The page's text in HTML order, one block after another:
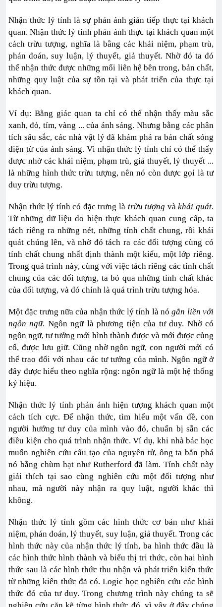
Nhận thức lý tính là sự phản ánh gián tiếp thực tại khách
quan. Nhận thức lý tính phản ánh thực tại khách quan một
cách trừu tượng, nghĩa là bằng các khái niệm, phạm trù,
phán đoán, suy luận, lý thuyết, giả thuyết. Nhờ đó ta đó
thể nhận thức được những mối liên hệ bên trong, bản chất,
những quy luật của sự tồn tại và phát triển của thực tại
khách quan.
Ví dụ: Bằng giác quan ta chỉ có thể nhận thấy màu sắc
xanh, đỏ, tím, vàng ... của ánh sáng. Nhưng bằng các phân
tích sâu sắc, các nhà vật lý đã khám phá ra bản chất sóng
điện từ của ánh sáng. Vì nhận thức lý tính chỉ có thể thấy
được nhờ các khái niệm, phạm trù, giả thuyết, lý thuyết ...
là những hình thức trừu tượng, nên nó còn được gọi là tư
duy trừu tượng.
Nhận thức lý tính có đặc trưng là trừu tượng vàkhái quát.
Từ những dữ liệu do hiện thực khách quan cung cấp, ta
tách riêng ra những nét, những tính chất chung, rồi khái
quát chúng lên, và nhờ đó tách ra các đối tượng cùng có
tính chất chung nhất định thành một kiểu, một lớp riêng.
Trong quá trình này, cùng với việc tách riêng các tính chất
chung của các đối tượng, ta bỏ qua những tính chất khác
của đối tượng, và đó chính là quá trình trừu tượng hóa.
Một đặc trưng nữa của nhận thức lý tính là nógắn liền với
ngôn ngữ. Ngôn ngữ là phương tiện của tư duy. Nhờ có
ngôn ngữ, tư tưởng mới hình thành được và mới được củng
cố, được lưu giữ. Cũng nhờ ngôn ngữ, con người mới có
thể trao đổi với nhau các tư tưởng của mình. Ngôn ngữ ở
đây được hiểu theo nghĩa rộng: ngôn ngữ là một hệ thống
ký hiệu.
Nhận thức lý tính phản ánh hiện tượng khách quan một
cách tích cực. Để nhận thức, tìm hiểu một vấn đề, con
người hướng tư duy của mình vào đó, chuẩn bị sẵn các
điều kiện cho quá trình nhận thức. Ví dụ, khi nhà bác học
muốn nghiên cứu cấu tạo của nguyên tử, ông ta bắn phá
nó bằng chùm hạt như Rutherford đã làm. Tính chất này
giải thích tại sao cùng nghiên cứu một đối tượng như
nhau, mà người này nhận ra quy luật, người khác thì
không.
Nhận thức lý tính gồm các hình thức cơ bản như khái
niệm, phán đoán, lý thuyết, suy luận, giả thuyết. Trong các
hình thức này của nhận thức lý tính, ba hình thức đầu là
các hình thức hình thành và biểu thị tri thức, còn hai hình
thức sau là các hình thức thu nhận và phát triển kiến thức
từ những kiến thức đã có. Logic học nghiên cứu các hình
thức đó của tư duy. Trong chương trình này chúng ta sẽ